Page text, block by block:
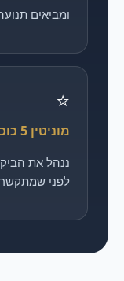
ומביאים
⭐
מוניטין 5 כוכבים
ננהל את
לפני